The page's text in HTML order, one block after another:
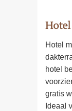
Hotel
Hotel
hotel
gratis
Ideaal